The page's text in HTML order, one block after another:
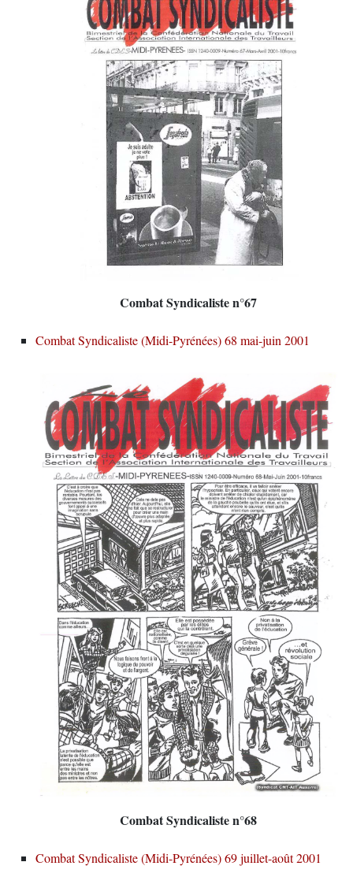
Combat Syndicaliste n°67
Combat Syndicaliste (Midi-Pyrénées) 68 mai-juin 2001
Combat Syndicaliste n°68
Combat Syndicaliste (Midi-Pyrénées) 69 juillet-août 2001